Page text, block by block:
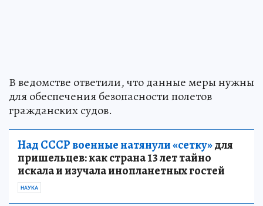
В ведомстве ответили, что данные меры нужны
для обеспечения безопасности полетов
гражданских судов.
Над СССР военные натянули «сетку»для
пришельцев: как страна 13 лет тайно
искала и изучала инопланетных гостей
НАУКА